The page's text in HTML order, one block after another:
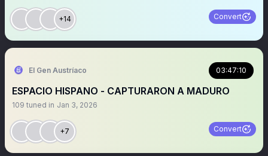
+14 Convert
El Gen Austríaco 03:47:10
ESPACIO HISPANO - CAPTURARON A MADURO
109 tuned in Jan 3, 2026
+7 Convert